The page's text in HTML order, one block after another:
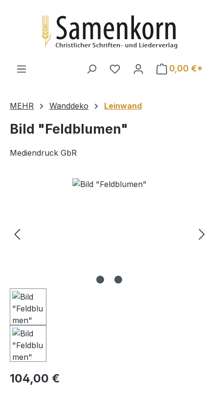
0,00 €*
MEHR Wanddeko Leinwand
Bild "Feldblumen"
Mediendruck GbR
Bildergalerie überspringen
Regulärer Preis:
104,00 €